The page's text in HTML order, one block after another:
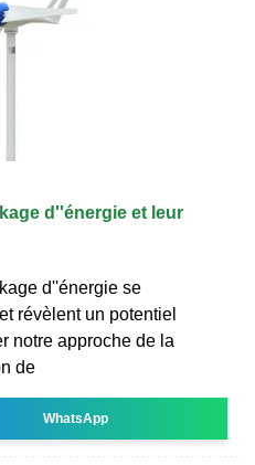
d''énergie et leur
d''énergie se
révèlent un potentiel
notre approche de la
de
WhatsApp